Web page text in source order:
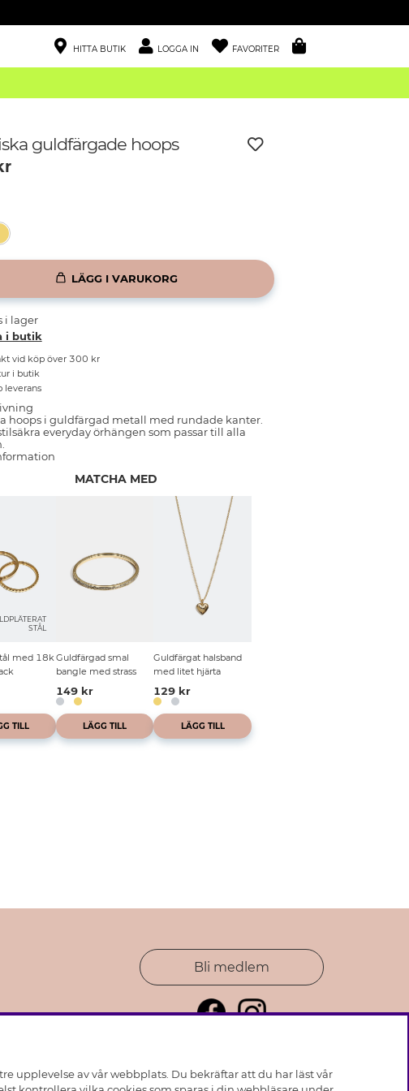
HITTA BUTIK LOGGA IN FAVORITER
guldfärgade hoops
LÄGG I VARUKORG
i lager
i butik
vid köp över 300 kr
i butik
leverans
hoops i guldfärgad metall med rundade kanter.
everyday örhängen som passar till alla
MATCHA MED
STÅL
med 18k
TILL
Guldfärgad smal
bangle med strass
149 kr
LÄGG TILL
Guldfärgat halsband
med litet hjärta
129 kr
LÄGG TILL
Bli medlem
upplevelse av vår webbplats. Du bekräftar att du har läst vår